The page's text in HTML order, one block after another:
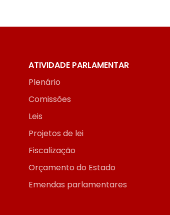
ATIVIDADE PARLAMENTAR
Plenário
Comissões
Leis
Projetos de lei
Fiscalização
Orçamento do Estado
Emendas parlamentares